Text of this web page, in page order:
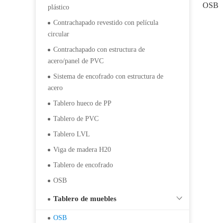
plástico
Contrachapado revestido con película
circular
Contrachapado con estructura de
acero/panel de PVC
Sistema de encofrado con estructura de
acero
Tablero hueco de PP
Tablero de PVC
Tablero LVL
Viga de madera H20
Tablero de encofrado
OSB
Tablero de muebles
OSB
OSB